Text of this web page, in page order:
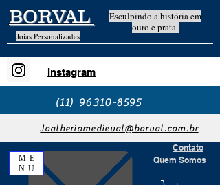
BORVAL
Joias Personalizadas
Esculpindo a história em
ouro e prata
Instagram
(11) 96310-8595
Joalheriamedieval@borval.com.br
ME
NU
Quem Somos
Contato